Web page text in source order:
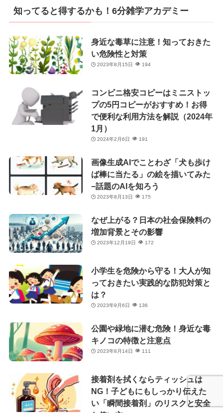
リ
ー
知ってると得するかも！6分雑学アカデミー
身近な毒草に注意！知っておきた
い危険性と対策
2023年8月15日 194
コンビニ格安コピーはミニストッ
プの5円コピーがおすすめ！お得
で便利な利用方法を解説（2024年
1月）
2024年2月6日 191
画像生成AIでことわざ「犬も歩け
ば棒に当たる」の絵を描いてみた
−話題のAIを知ろう
2023年8月13日 175
なぜ上がる？日本の社会保険料の
増加背景とその影響
2023年12月19日 172
小学生を危険から守る！大人が知
っておきたい実践的な防犯対策と
は？
2023年9月6日 136
公園や緑地に潜む危険！身近な毒
キノコの特徴と注意点
2023年8月14日 111
接着剤を拭くならティッシュは
NG！子どもにもしっかり伝えた
い「瞬間接着剤」のリスクと安全